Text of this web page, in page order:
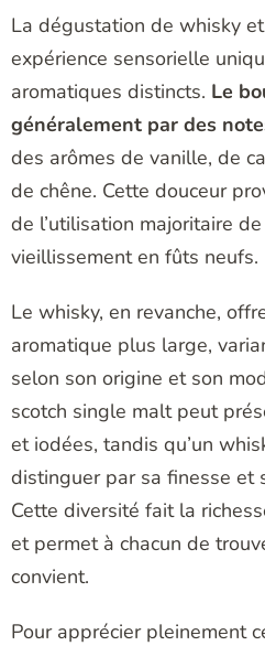
La dégustation de whisky
expérience sensorielle
aromatiques distincts. Le
généralement par des
des arômes de vanille, de
de chêne. Cette douceur
de l’utilisation majoritaire
vieillissement en fûts neufs.
Le whisky, en revanche,
aromatique plus large,
selon son origine et son
scotch single malt peut
et iodées, tandis qu’un
distinguer par sa finesse et
Cette diversité fait la
et permet à chacun de
convient.
Pour apprécier pleinement